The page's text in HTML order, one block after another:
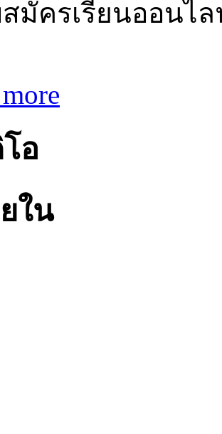
มัครเรียนออนไ
อ
ใน